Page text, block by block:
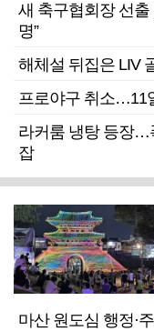
새 축구협회장 선
명”
해체설 뒤집은 LIV
프로야구 취소…11
라커룸 냉탕 등장…
잡
마산 원도심 행정·